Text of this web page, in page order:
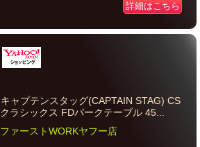
詳細はこちら
キャプテンスタッグ(CAPTAIN STAG) CS
クラシックス FDパークテーブル 45...
ファーストWORKヤフー店